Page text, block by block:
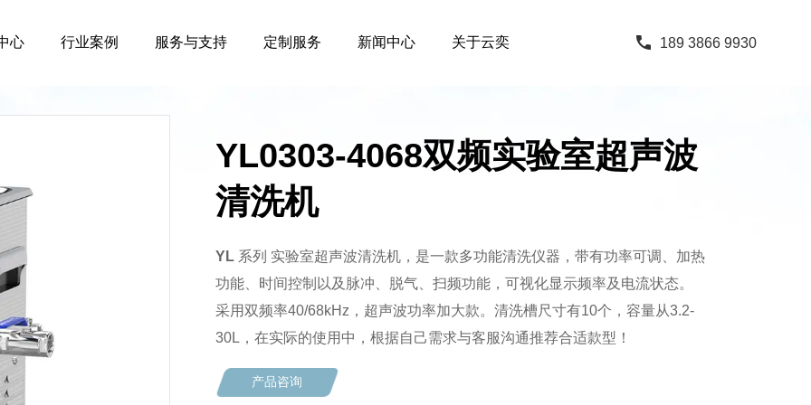
心 行业案例 服务与支持 定制服务 新闻中心 关于云奕 189 3866 9930
YL0303-4068双频实验室超声波
清洗机
YL 系列 实验室超声波清洗机，是一款多功能清洗仪器，带有功率可调、加热
功能、时间控制以及脉冲、脱气、扫频功能，可视化显示频率及电流状态。
采用双频率40/68kHz，超声波功率加大款。清洗槽尺寸有10个，容量从3.2-
30L，在实际的使用中，根据自己需求与客服沟通推荐合适款型！
产品咨询